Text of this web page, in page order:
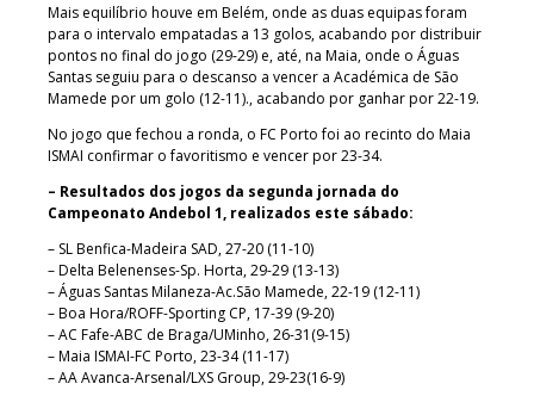
Mais equilíbrio houve em Belém, onde as duas equipas foram
para o intervalo empatadas a 13 golos, acabando por distribuir
pontos no final do jogo (29-29) e, até, na Maia, onde o Águas
Santas seguiu para o descanso a vencer a Académica de São
Mamede por um golo (12-11)., acabando por ganhar por 22-19.
No jogo que fechou a ronda, o FC Porto foi ao recinto do Maia
ISMAI confirmar o favoritismo e vencer por 23-34.
– Resultados dos jogos da segunda jornada do
Campeonato Andebol 1, realizados este sábado:
– SL Benfica-Madeira SAD, 27-20 (11-10)
– Delta Belenenses-Sp. Horta, 29-29 (13-13)
– Águas Santas Milaneza-Ac.São Mamede, 22-19 (12-11)
– Boa Hora/ROFF-Sporting CP, 17-39 (9-20)
– AC Fafe-ABC de Braga/UMinho, 26-31(9-15)
– Maia ISMAI-FC Porto, 23-34 (11-17)
– AA Avanca-Arsenal/LXS Group, 29-23(16-9)